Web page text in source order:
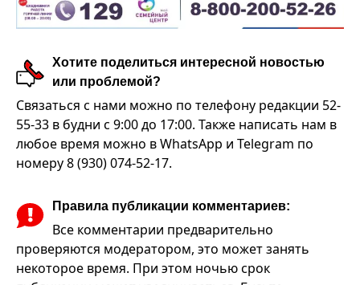
Хотите поделиться интересной новостью
или проблемой?
Связаться с нами можно по телефону редакции 52-
55-33 в будни с 9:00 до 17:00. Также написать нам в
любое время можно в WhatsApp и Telegram по
номеру 8 (930) 074-52-17.
Правила публикации комментариев:
Все комментарии предварительно
проверяются модератором, это может занять
некоторое время. При этом ночью срок